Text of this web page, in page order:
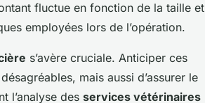
fluctue en fonction de la taille et
employées lors de l’opération.
s’avère cruciale. Anticiper ces
mais aussi d’assurer le
l’analyse des services vétérinaires